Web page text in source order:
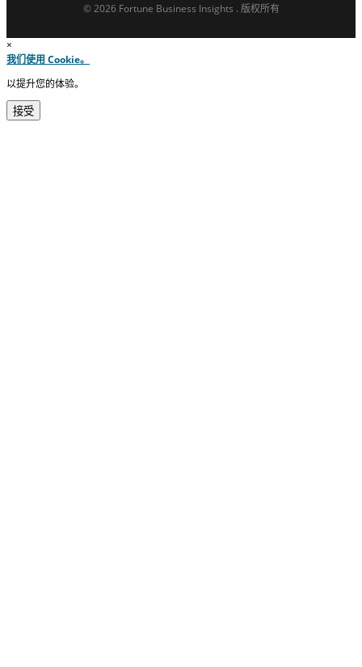
© 2026 Fortune Business Insights . 版权所有
×
我们使用 Cookie。
以提升您的体验。
接受